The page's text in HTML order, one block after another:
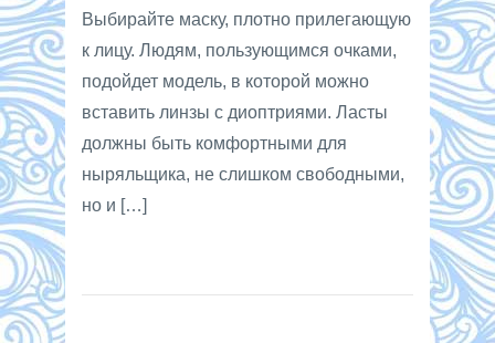
Выбирайте маску, плотно прилегающую
к лицу. Людям, пользующимся очками,
подойдет модель, в которой можно
вставить линзы с диоптриями. Ласты
должны быть комфортными для
ныряльщика, не слишком свободными,
но и […]